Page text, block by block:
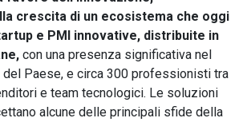
crescita di un ecosistema che oggi
e PMI innovative, distribuite in
con una presenza significativa nel
del Paese, e circa 300 professionisti tra
e team tecnologici. Le soluzioni
alcune delle principali sfide della